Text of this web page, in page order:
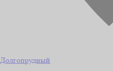
Долгопрудный